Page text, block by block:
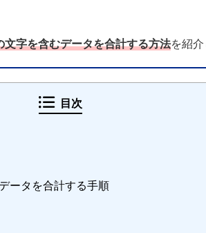
字を含むデータを合計する方法を紹介
目次
ータを合計する手順